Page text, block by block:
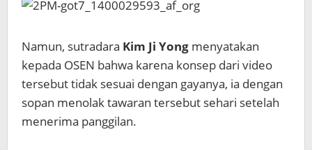
Namun, sutradara Kim Ji Yong menyatakan
kepada OSEN bahwa karena konsep dari video
tersebut tidak sesuai dengan gayanya, ia dengan
sopan menolak tawaran tersebut sehari setelah
menerima panggilan.